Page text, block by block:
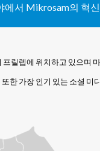
에서 Mikrosam의 혁
릴렙에 위치하고 있으며
한 가장 인기 있는 소셜